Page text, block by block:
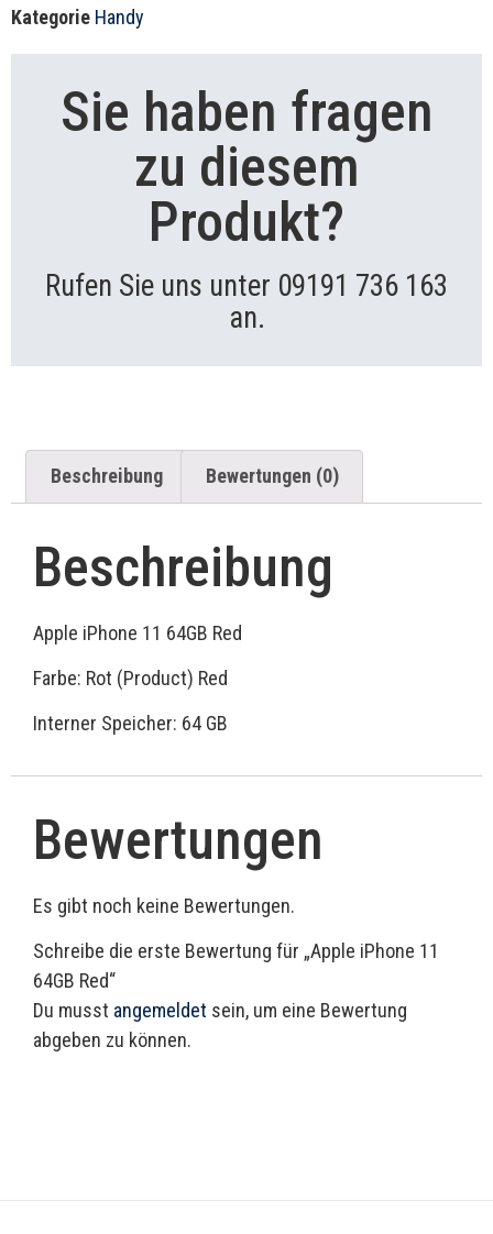
Kategorie Handy
Sie haben fragen
zu diesem
Produkt?
Rufen Sie uns unter 09191 736 163
an.
Beschreibung Bewertungen (0)
Beschreibung
Apple iPhone 11 64GB Red
Farbe: Rot (Product) Red
Interner Speicher: 64 GB
Bewertungen
Es gibt noch keine Bewertungen.
Schreibe die erste Bewertung für „Apple iPhone 11
64GB Red“
Du musst angemeldet sein, um eine Bewertung
abgeben zu können.